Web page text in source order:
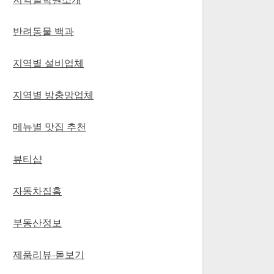
반려동물 백과
지역별 설비업체
지역별 방충망업체
메뉴별 맛집 추천
뷰티샵
자동차집홈
부동산정보
제품리뷰-돋보기